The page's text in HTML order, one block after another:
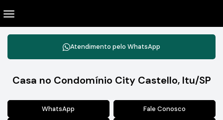
Atendimento pelo WhatsApp
Casa no Condomínio City Castello, Itu/SP
WhatsApp Fale Conosco